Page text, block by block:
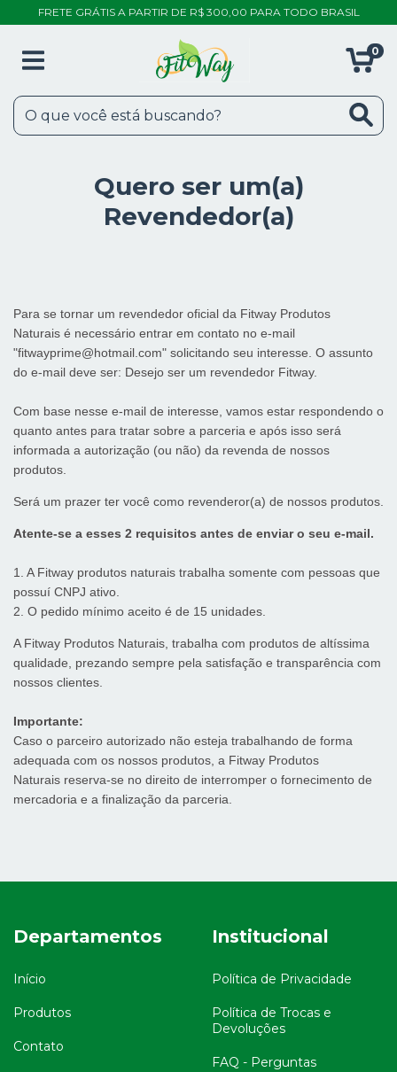
FRETE GRÁTIS A PARTIR DE R$ 300,00 PARA TODO BRASIL
0
Quero ser um(a)
Revendedor(a)
Para se tornar um revendedor oficial da Fitway Produtos
Naturais é necessário entrar em contato no e-mail
"fitwayprime@hotmail.com" solicitando seu interesse. O assunto
do e-mail deve ser: Desejo ser um revendedor Fitway.
Com base nesse e-mail de interesse, vamos estar respondendo o
quanto antes para tratar sobre a parceria e após isso será
informada a autorização (ou não) da revenda de nossos
produtos.
Será um prazer ter você como revenderor(a) de nossos produtos.
Atente-se a esses 2 requisitos antes de enviar o seu e-mail.
1. A Fitway produtos naturais trabalha somente com pessoas que
possuí CNPJ ativo.
2. O pedido mínimo aceito é de 15 unidades.
A Fitway Produtos Naturais, trabalha com produtos de altíssima
qualidade, prezando sempre pela satisfação e transparência com
nossos clientes.
Importante:
Caso o parceiro autorizado não esteja trabalhando de forma
adequada com os nossos produtos, a Fitway Produtos
Naturais reserva-se no direito de interromper o fornecimento de
mercadoria e a finalização da parceria.
Departamentos
Início
Produtos
Contato
Institucional
Política de Privacidade
Política de Trocas e
Devoluções
FAQ - Perguntas